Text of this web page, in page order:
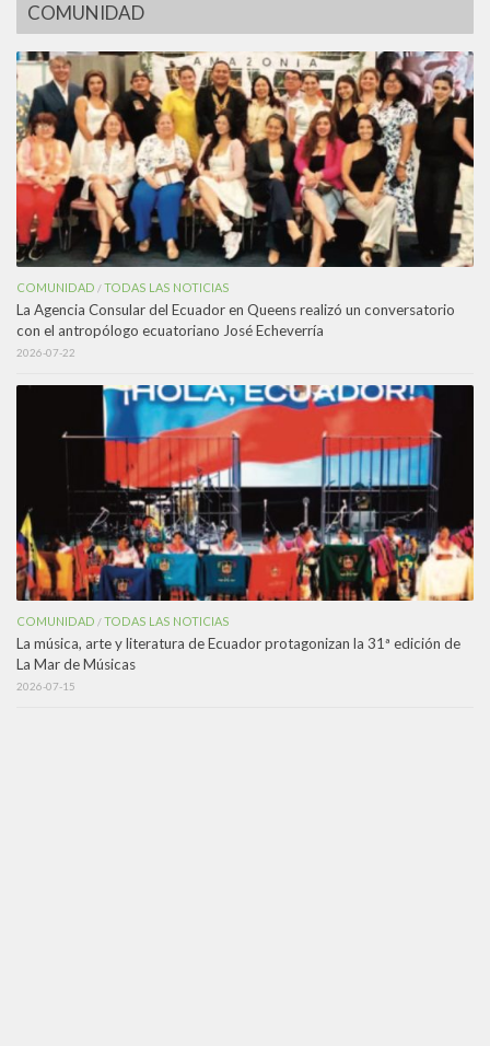
COMUNIDAD
COMUNIDAD /TODAS LAS NOTICIAS
La Agencia Consular del Ecuador en Queens realizó un conversatorio
con el antropólogo ecuatoriano José Echeverría
2026-07-22
COMUNIDAD /TODAS LAS NOTICIAS
La música, arte y literatura de Ecuador protagonizan la 31ª edición de
La Mar de Músicas
2026-07-15